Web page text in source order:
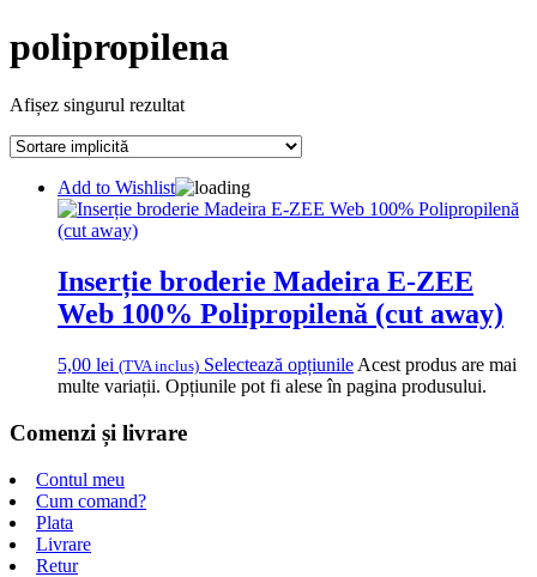
polipropilena
Afișez singurul rezultat
Add to Wishlist
Inserție broderie Madeira E-ZEE
Web 100% Polipropilenă (cut away)
5,00 lei (TVA inclus) Selectează opțiunile Acest produs are mai
multe variații. Opțiunile pot fi alese în pagina produsului.
Comenzi și livrare
Contul meu
Cum comand?
Plata
Livrare
Retur